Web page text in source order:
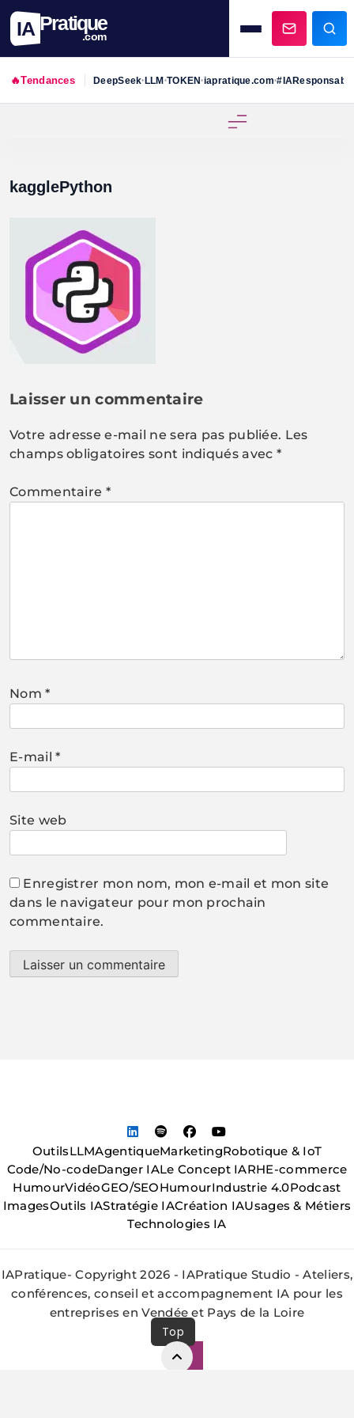
IA Pratique
.com
🔥Tendances DeepSeek•LLM•TOKEN•iapratique.com•#IAResponsable
kagglePython
Laisser un commentaire
Votre adresse e-mail ne sera pas publiée. Les
champs obligatoires sont indiqués avec *
Commentaire *
Nom*
E-mail*
Site web
Enregistrer mon nom, mon e-mail et mon site
dans le navigateur pour mon prochain
commentaire.
OutilsLLMAgentiqueMarketingRobotique & IoT
Code/No-codeDanger IALe Concept IARHE-commerce
HumourVidéoGEO/SEOHumourIndustrie 4.0Podcast
ImagesOutils IAStratégie IACréation IAUsages & Métiers
Technologies IA
IAPratique- Copyright 2026 - IAPratique Studio - Ateliers,
conférences, conseil et accompagnement IA pour les
entreprises en Vendée et Pays de la Loire
Top